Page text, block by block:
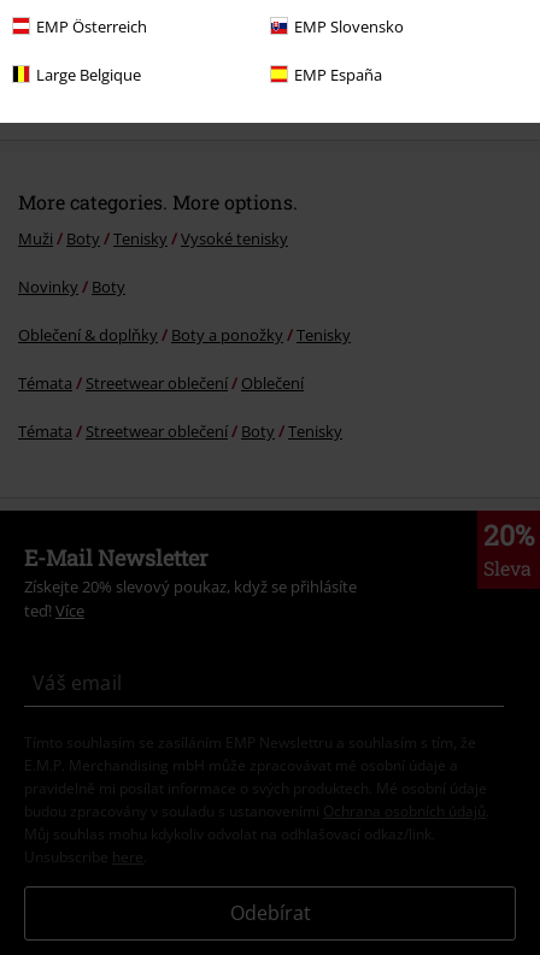
EMP Österreich EMP Slovensko
Large Belgique EMP España
%
More categories. More options.
Muži Boty Tenisky Vysoké tenisky
Novinky Boty
Oblečení & doplňky Boty a ponožky Tenisky
Témata Streetwear oblečení Oblečení
Témata Streetwear oblečení Boty Tenisky
20%
Sleva
E-Mail Newsletter
Získejte 20% slevový poukaz, když se přihlásíte
teď! Více
Tímto souhlasím se zasíláním EMP Newslettru a souhlasím s tím, že
E.M.P. Merchandising mbH může zpracovávat mé osobní údaje a
pravidelně mi posílat informace o svých produktech. Mé osobní údaje
budou zpracovány v souladu s ustanoveními
Ochrana osobních údajů
Můj souhlas mohu kdykoliv odvolat na odhlašovací odkaz/link.
Unsubscribe here
Odebírat